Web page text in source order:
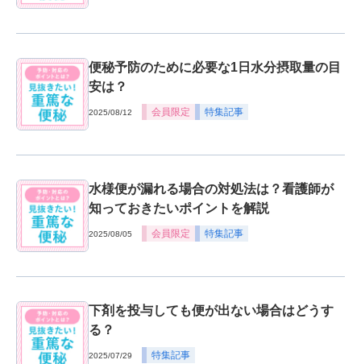
便秘予防のために必要な1日水分摂取量の目
安は？
2025/08/12 会員限定 特集記事
水様便が漏れる場合の対処法は？看護師が
知っておきたいポイントを解説
2025/08/05 会員限定 特集記事
下剤を投与しても便が出ない場合はどうす
る？
2025/07/29 特集記事